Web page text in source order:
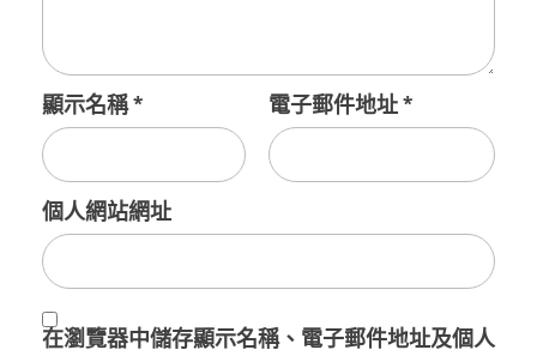
顯示名稱* 電子郵件地址*
個人網站網址
在瀏覽器中儲存顯示名稱、電子郵件地址及個人